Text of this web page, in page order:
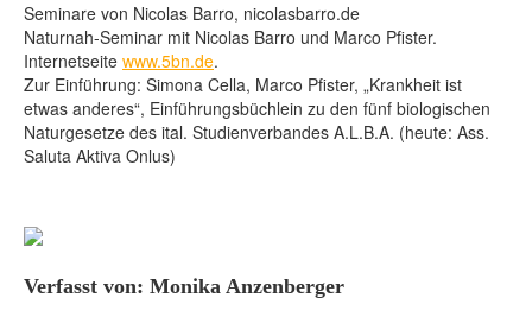
Seminare von Nicolas Barro, nicolasbarro.de
Naturnah-Seminar mit Nicolas Barro und Marco Pfister.
Internetseite www.5bn.de.
Zur Einführung: Simona Cella, Marco Pfister, „Krankheit ist
etwas anderes“, Einführungsbüchlein zu den fünf biologischen
Naturgesetze des ital. Studienverbandes A.L.B.A. (heute: Ass.
Saluta Aktiva Onlus)
Verfasst von: Monika Anzenberger